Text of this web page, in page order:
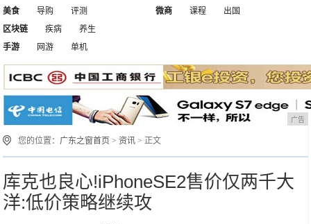
美食
导购 评测
微商
课程
出国
区块链
疾病
养生
手游
网游 单机
广告
您的位置： 广东之窗首页 >资讯 > 正文
库克也良心!iPhoneSE2售价仅两千大
洋:低价策略继续攻